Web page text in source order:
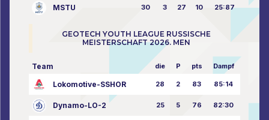
MSTU 30 3 27 10 25:87
GEOTECH YOUTH LEAGUE RUSSISCHE
MEISTERSCHAFT 2026. MEN
Team die P pts Dampf
Lokomotive-SSHOR 28 2 83 85:14
Dynamo-LO-2 25 5 76 82:30